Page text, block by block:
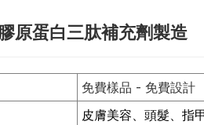
+86
Loading...
Loading...
原蛋白三肽補充劑製造
免費樣品 - 免費設計
皮膚美容、頭髮、指